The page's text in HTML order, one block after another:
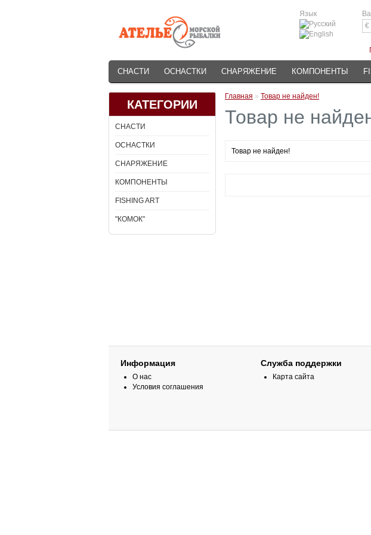
Язык
€
СНАСТИ ОСНАСТКИ СНАРЯЖЕНИЕ КОМПОНЕНТЫ
КАТЕГОРИИ
СНАСТИ
ОСНАСТКИ
СНАРЯЖЕНИЕ
КОМПОНЕНТЫ
FISHING ART
"КОМОК"
Главная » Товар не найден!
Товар не
Товар не найден!
Информация
О нас
Условия соглашения
Служба поддержки
Карта сайта